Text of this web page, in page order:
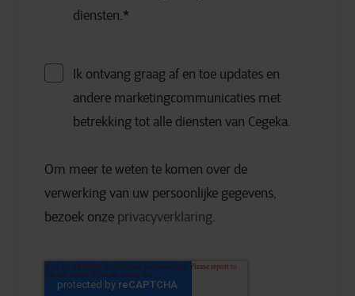
diensten.*
Ik ontvang graag af en toe updates en
andere marketingcommunicaties met
betrekking tot alle diensten van Cegeka.
Om meer te weten te komen over de
verwerking van uw persoonlijke gegevens,
bezoek onze privacyverklaring.